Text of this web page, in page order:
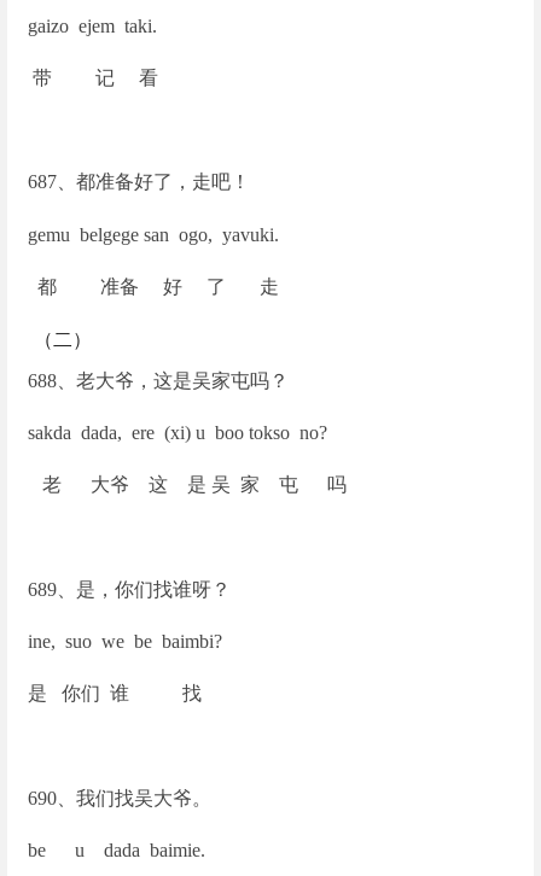
gaizo ejem taki.
带 记 看
687 、都准备好了，走吧！
gemu belgege san ogo, yavuki.
都 准备 好 了 走
（二）
688 、老大爷，这是吴家屯吗？
sakda dada, ere (xi) u boo tokso no?
老 大爷 这 是 吴 家 屯 吗
689 、是，你们找谁呀？
ine, suo we be baimbi?
是 你们 谁 找
690 、我们找吴大爷。
be u dada baimie.